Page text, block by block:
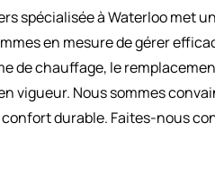
spécialisée à Waterloo met
en mesure de gérer
de chauffage, le
vigueur. Nous sommes
durable. Faites-nous